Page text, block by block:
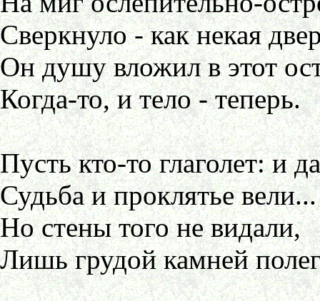
Сверкнуло - как некая
Он душу вложил в этот
Когда-то, и тело - теперь.
Пусть кто-то глаголет: и
Судьба и проклятье вели...
Но стены того не видали,
Лишь грудой камней